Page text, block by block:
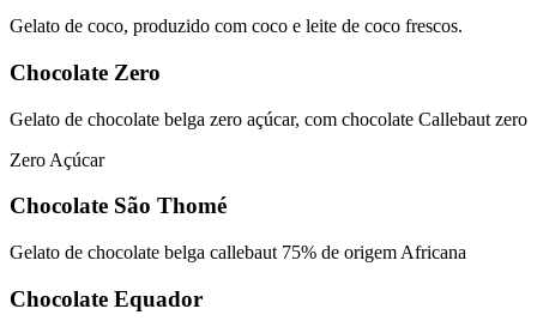
Gelato de coco, produzido com coco e leite de coco frescos.
Chocolate Zero
Gelato de chocolate belga zero açúcar, com chocolate Callebaut zero
Zero Açúcar
Chocolate São Thomé
Gelato de chocolate belga callebaut 75% de origem Africana
Chocolate Equador